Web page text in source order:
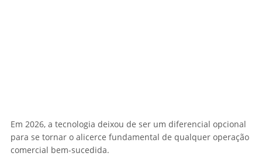
Em 2026, a tecnologia deixou de ser um diferencial opcional
para se tornar o alicerce fundamental de qualquer operação
comercial bem-sucedida.